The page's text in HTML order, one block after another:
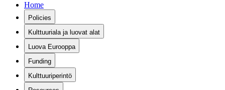
Home
Policies
Kulttuuriala ja luovat alat
Luova Eurooppa
Funding
Kulttuuriperintö